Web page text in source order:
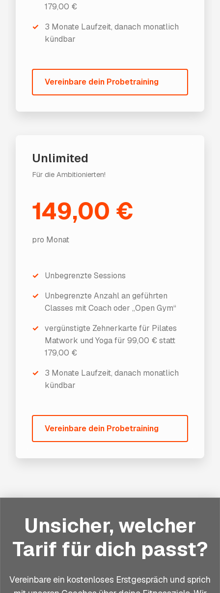
179,00 €
✓
3 Monate Laufzeit, danach monatlich
kündbar
Vereinbare dein Probetraining
Unlimited
Für die Ambitionierten!
149,00 €
pro Monat
✓
Unbegrenzte Sessions
✓
Unbegrenzte Anzahl an geführten
Classes mit Coach oder „Open Gym“
✓
vergünstigte Zehnerkarte für Pilates
Matwork und Yoga für 99,00 € statt
179,00 €
✓
3 Monate Laufzeit, danach monatlich
kündbar
Vereinbare dein Probetraining
Unsicher, welcher
Tarif für dich passt?
Vereinbare ein kostenloses Erstgespräch und sprich